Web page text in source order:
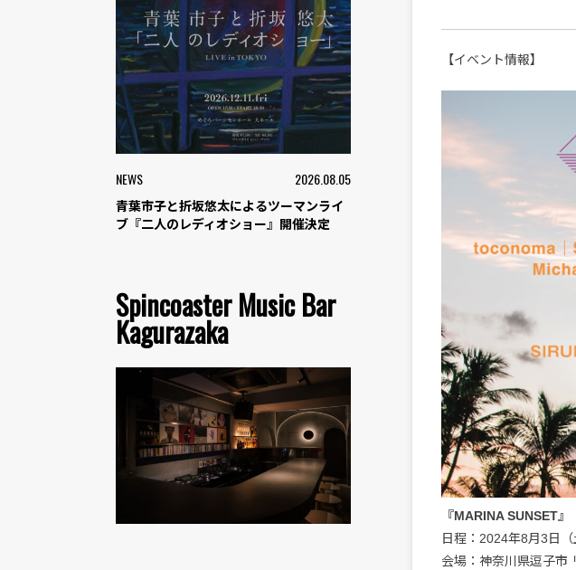
NEWS 2026.08.05
青葉市子と折坂悠太によるツーマンライ
ブ『二人のレディオショー』開催決定
Spincoaster Music Bar
Kagurazaka
【イベント情報】
『MARINA SUNSET』
日程：2024年8月3日（
会場：神奈川県逗子市